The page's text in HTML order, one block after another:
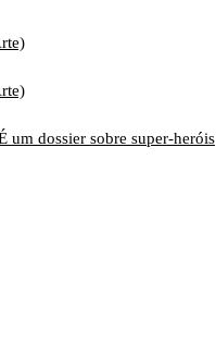
um dossier sobre super-heróis